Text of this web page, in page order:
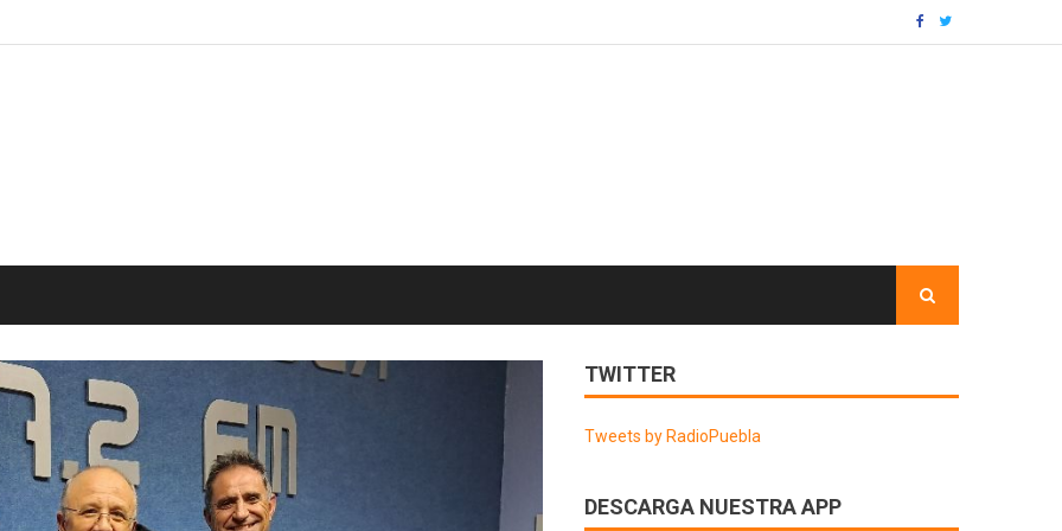
TWITTER
Tweets by RadioPuebla
DESCARGA NUESTRA APP